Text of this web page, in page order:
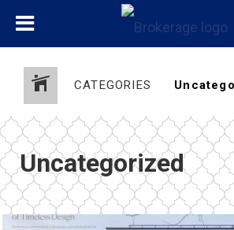
CATEGORIES
Uncategorized